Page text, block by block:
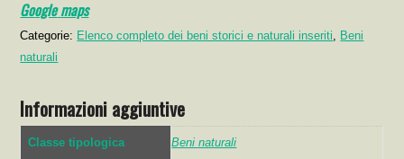
Googlemaps
Categorie: Elenco completo dei beni storici e naturali inseriti
Beni
naturali
Informazioni aggiuntive
Classe tipologica Beni naturali